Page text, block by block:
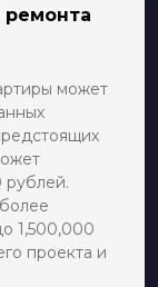
может
рублей.
1,500,000
проекта и